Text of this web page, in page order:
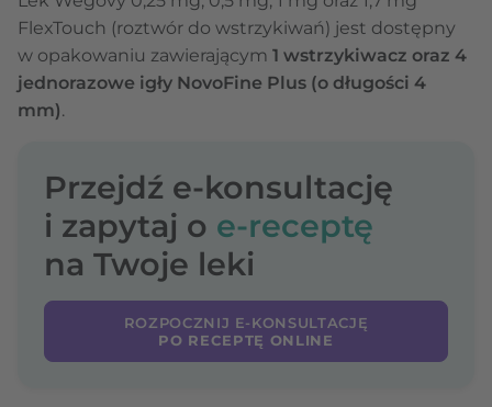
FlexTouch (roztwór do wstrzykiwań) jest dostępny
w opakowaniu zawierającym 1 wstrzykiwacz oraz 4
jednorazowe igły NovoFine Plus (o długości 4
mm).
Przejdź e-konsultację
i zapytaj o e-receptę
na Twoje leki
ROZPOCZNIJ E-KONSULTACJĘ
PO RECEPTĘ ONLINE